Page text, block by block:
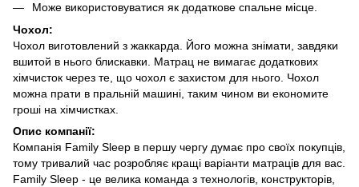
Може використовуватися як додаткове спальне місце.
Чохол:
Чохол виготовлений з жаккарда. Його можна знімати, завдяки
вшитой в нього блискавки. Матрац не вимагає додаткових
хімчисток через те, що чохол є захистом для нього. Чохол
можна прати в пральній машині, таким чином ви економите
гроші на хімчистках.
Опис компанії:
Компанія Family Sleep в першу чергу думає про своїх покупців,
тому тривалий час розробляє кращі варіанти матраців для вас.
Family Sleep - це велика команда з технологів, конструкторів,